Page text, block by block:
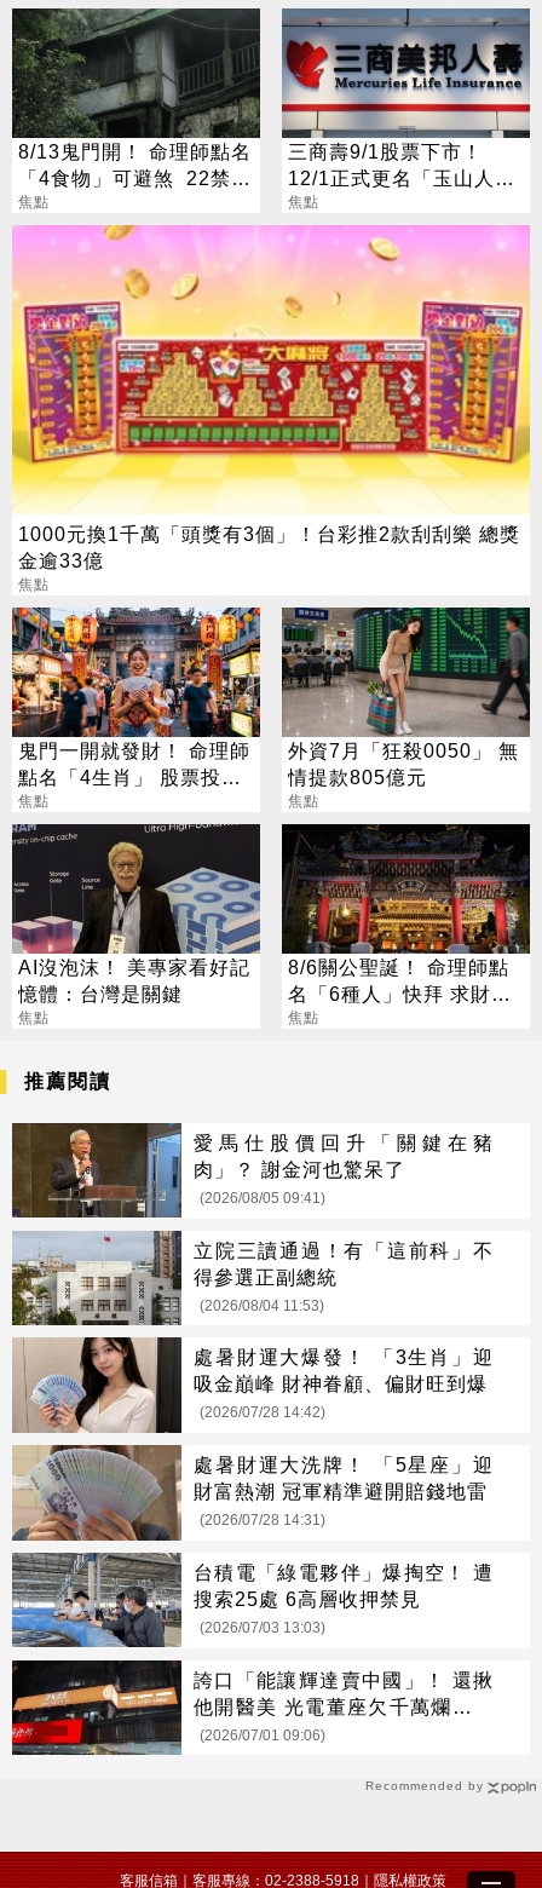
8/13鬼門開！ 命理師點名
「4食物」可避煞 22禁忌
一次看
焦點
三商壽9/1股票下市！
12/1正式更名「玉山人
壽」
焦點
1000元換1千萬「頭獎有3個」！台彩推2款刮刮樂 總獎
金逾33億
焦點
鬼門一開就發財！ 命理師
點名「4生肖」 股票投資
大翻身
焦點
外資7月「狂殺0050」 無
情提款805億元
焦點
AI沒泡沫！ 美專家看好記
憶體：台灣是關鍵
焦點
8/6關公聖誕！ 命理師點
名「6種人」快拜 求財求
職保平安
焦點
Recommended by
推薦閱讀
愛馬仕股價回升「關鍵在豬
肉」？ 謝金河也驚呆了
(2026/08/05 09:41)
立院三讀通過！有「這前科」不
得參選正副總統
(2026/08/04 11:53)
處暑財運大爆發！ 「3生肖」迎
吸金巔峰 財神眷顧、偏財旺到爆
(2026/07/28 14:42)
處暑財運大洗牌！ 「5星座」迎
財富熱潮 冠軍精準避開賠錢地雷
(2026/07/28 14:31)
台積電「綠電夥伴」爆掏空！ 遭
搜索25處 6高層收押禁見
(2026/07/03 13:03)
誇口「能讓輝達賣中國」！ 還揪
他開醫美 光電董座欠千萬爛帳失
聯
(2026/07/01 09:06)
客服信箱｜客服專線：02-2388-5918｜隱私權政策